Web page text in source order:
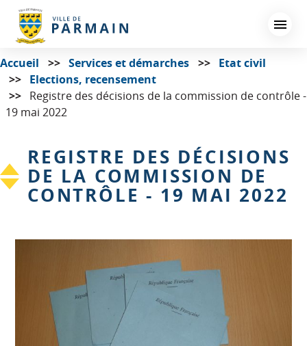
principal
Accueil Services et démarches
Etat civil
Elections, recensement
Registre des décisions de la commission de contrôle -
19 mai 2022
REGISTRE DES DÉCISIONS
DE LA COMMISSION DE
CONTRÔLE - 19 MAI 2022